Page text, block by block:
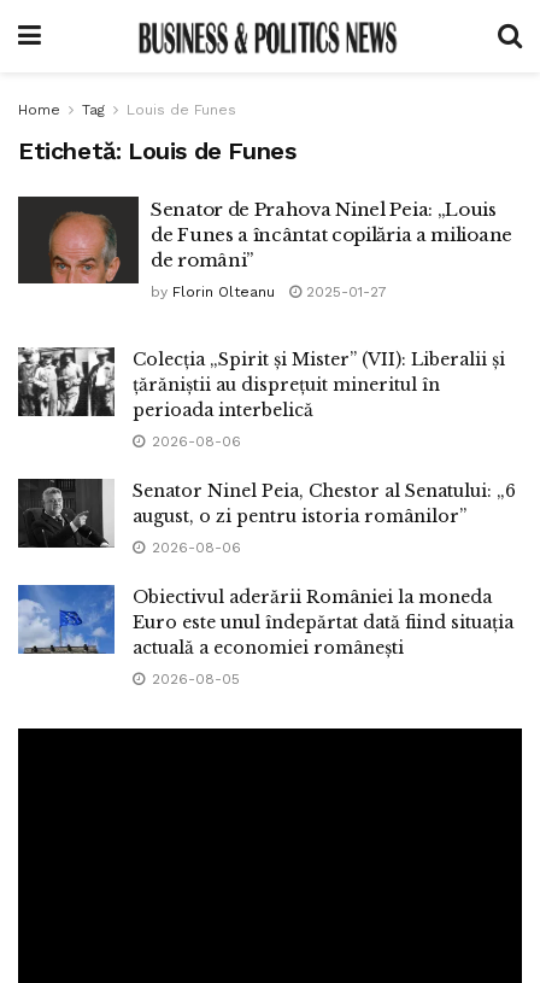
Home Tag Louis de Funes
Etichetă: Louis de Funes
Senator de Prahova Ninel Peia: „Louis
de Funes a încântat copilăria a milioane
de români”
by Florin Olteanu 2025-01-27
Colecția „Spirit și Mister” (VII): Liberalii și
țărăniștii au disprețuit mineritul în
perioada interbelică
2026-08-06
Senator Ninel Peia, Chestor al Senatului: „6
august, o zi pentru istoria românilor”
2026-08-06
Obiectivul aderării României la moneda
Euro este unul îndepărtat dată fiind situația
actuală a economiei românești
2026-08-05